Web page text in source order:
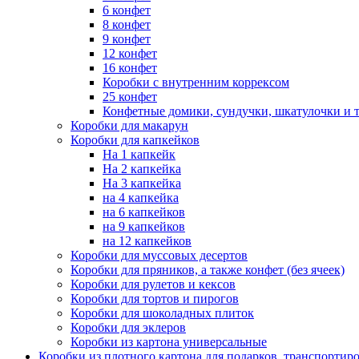
6 конфет
8 конфет
9 конфет
12 конфет
16 конфет
Коробки с внутренним коррексом
25 конфет
Конфетные домики, сундучки, шкатулочки и
Коробки для макарун
Коробки для капкейков
На 1 капкейк
На 2 капкейка
На 3 капкейка
на 4 капкейка
на 6 капкейков
на 9 капкейков
на 12 капкейков
Коробки для муссовых десертов
Коробки для пряников, а также конфет (без ячеек)
Коробки для рулетов и кексов
Коробки для тортов и пирогов
Коробки для шоколадных плиток
Коробки для эклеров
Коробки из картона универсальные
Коробки из плотного картона для подарков,